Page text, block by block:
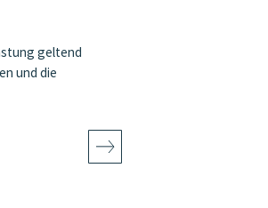
geltend
und die